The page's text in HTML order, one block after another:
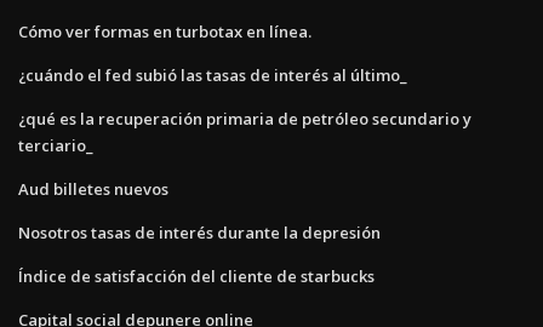
Cómo ver formas en turbotax en línea.
¿cuándo el fed subió las tasas de interés al último_
¿qué es la recuperación primaria de petróleo secundario y
terciario_
Aud billetes nuevos
Nosotros tasas de interés durante la depresión
Índice de satisfacción del cliente de starbucks
Capital social depunere online